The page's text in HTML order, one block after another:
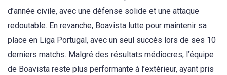
d’année civile, avec une défense solide et une attaque
redoutable. En revanche, Boavista lutte pour maintenir sa
place en Liga Portugal, avec un seul succès lors de ses 10
derniers matchs. Malgré des résultats médiocres, l’équipe
de Boavista reste plus performante à l’extérieur, ayant pris